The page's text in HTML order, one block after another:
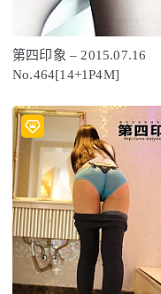
第四印象 – 2015.07.16
No.464[14+1P4M]